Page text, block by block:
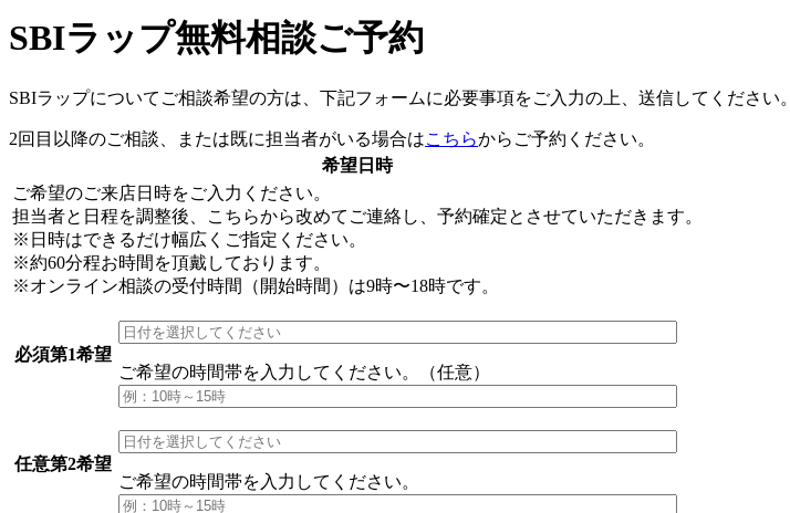
SBIラップ無料相談ご予約
SBIラップについてご相談希望の方は、下記フォームに必要事項をご入力の上、送信してください。
2回目以降のご相談、または既に担当者がいる場合はこちらからご予約ください。
希望日時
ご希望のご来店日時をご入力ください。
担当者と日程を調整後、こちらから改めてご連絡し、予約確定とさせていただきます。
※日時はできるだけ幅広くご指定ください。
※約60分程お時間を頂戴しております。
※オンライン相談の受付時間（開始時間）は9時〜18時です。
必須第1希望
ご希望の時間帯を入力してください。（任意）
任意第2希望
ご希望の時間帯を入力してください。